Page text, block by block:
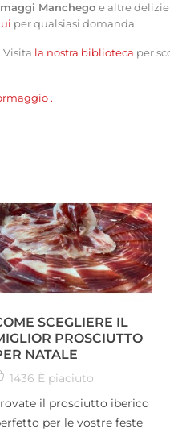
Manchego e altre
per qualsiasi domanda.
Visita la nostra biblioteca per
.
SCEGLIERE IL
PROSCIUTTO
NATALE
1436 È piaciuto
il prosciutto iberico
per le vostre feste